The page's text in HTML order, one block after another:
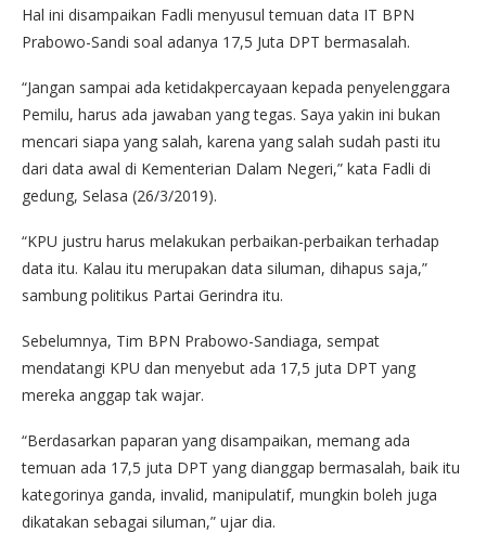
Hal ini disampaikan Fadli menyusul temuan data IT BPN
Prabowo-Sandi soal adanya 17,5 Juta DPT bermasalah.
“Jangan sampai ada ketidakpercayaan kepada penyelenggara
Pemilu, harus ada jawaban yang tegas. Saya yakin ini bukan
mencari siapa yang salah, karena yang salah sudah pasti itu
dari data awal di Kementerian Dalam Negeri,” kata Fadli di
gedung, Selasa (26/3/2019).
“KPU justru harus melakukan perbaikan-perbaikan terhadap
data itu. Kalau itu merupakan data siluman, dihapus saja,”
sambung politikus Partai Gerindra itu.
Sebelumnya, Tim BPN Prabowo-Sandiaga, sempat
mendatangi KPU dan menyebut ada 17,5 juta DPT yang
mereka anggap tak wajar.
“Berdasarkan paparan yang disampaikan, memang ada
temuan ada 17,5 juta DPT yang dianggap bermasalah, baik itu
kategorinya ganda, invalid, manipulatif, mungkin boleh juga
dikatakan sebagai siluman,” ujar dia.